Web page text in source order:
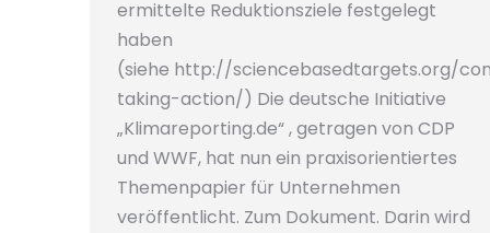
ermittelte Reduktionsziele festgelegt
haben
(siehe http://sciencebasedtargets.org/
taking-action/) Die deutsche Initiative
„Klimareporting.de“ , getragen von CDP
und WWF, hat nun ein praxisorientiertes
Themenpapier für Unternehmen
veröffentlicht. Zum Dokument. Darin wird